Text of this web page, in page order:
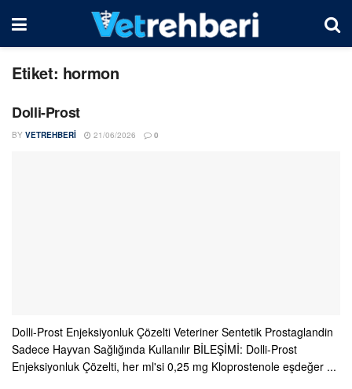
Etiket: hormon
Dolli-Prost
BY VETREHBERI 21/06/2026 0
Dolli-Prost Enjeksiyonluk Çözelti Veteriner Sentetik Prostaglandin
Sadece Hayvan Sağlığında Kullanılır BİLEŞİMİ: Dolli-Prost
Enjeksiyonluk Çözelti, her ml'si 0,25 mg Kloprostenole eşdeğer ...